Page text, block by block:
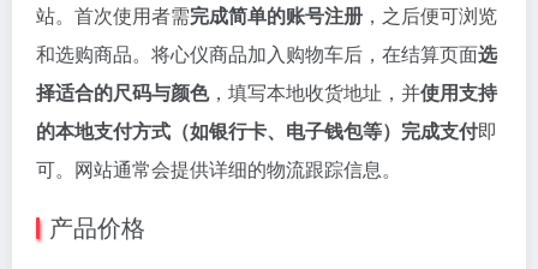
站。首次使用者需完成简单的账号注册 ，之后便可浏览
和选购商品。将心仪商品加入购物车后，在结算页面选
择适合的尺码与颜色，填写本地收货地址，并使用支持
的本地支付方式（如银行卡、电子钱包等）完成支付即
可。网站通常会提供详细的物流跟踪信息。
产品价格